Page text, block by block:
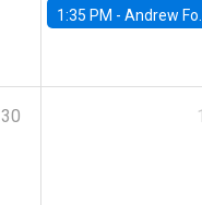
1:35 PM -Andrew Foster, Brown University
30 1